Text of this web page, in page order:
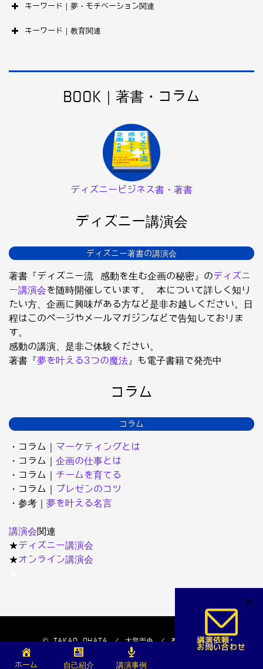
キーワード｜夢・モチベーション関連
キーワード｜教育関連
BOOK｜著書・コラム
ディズニービジネス書・著書
ディズニー講演会
ディズニー著書の講演会
著書『ディズニー流 感動を生む企画の秘密』のディズニ
ー講演会を随時開催しています。 本について詳しく知り
たい方、企画に興味がある方など是非お越しください。日
程はこのページやメールマガジンなどで告知しておりま
す。
感動の講演、是非ご体験ください。
著書『夢を叶える3つの魔法』も電子書籍で発売中
コラム
コラム
・コラム｜ マーケティングとは
・コラム｜ 企画の仕事とは
・コラム｜ チームを育てる
・コラム｜ プレゼンのコツ
・参考｜ 夢を叶える名言
講演会関連
★ディズニー講演会
★オンライン講演会
© TAKAO OHATA ／ 大畠崇央 ／ おおはたたかお
ホーム 自己紹介 講演事例
×